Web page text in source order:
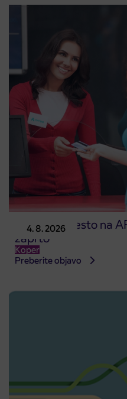
4. 8. 2026
Prodajno mesto na
zaprto
Koper
Preberite objavo